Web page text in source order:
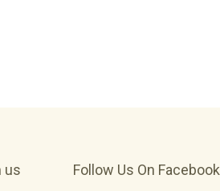
us Follow Us On Facebook